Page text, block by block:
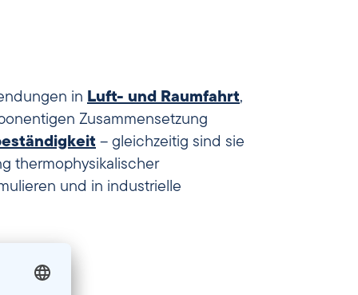
in Luft- und Raumfahrt,
Zusammensetzung
– gleichzeitig sind sie
thermophysikalischer
und in industrielle